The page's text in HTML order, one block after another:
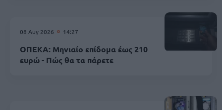
08 Αυγ 2026 14:27
ΟΠΕΚΑ: Μηνιαίο επίδομα έως 210
ευρώ - Πώς θα τα πάρετε